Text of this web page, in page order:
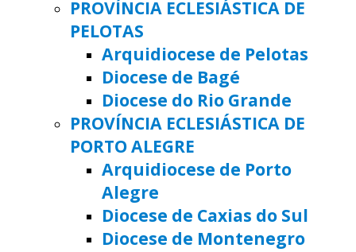
PROVÍNCIA ECLESIÁSTICA DE
PELOTAS
Arquidiocese de Pelotas
Diocese de Bagé
Diocese do Rio Grande
PROVÍNCIA ECLESIÁSTICA DE
PORTO ALEGRE
Arquidiocese de Porto
Alegre
Diocese de Caxias do Sul
Diocese de Montenegro